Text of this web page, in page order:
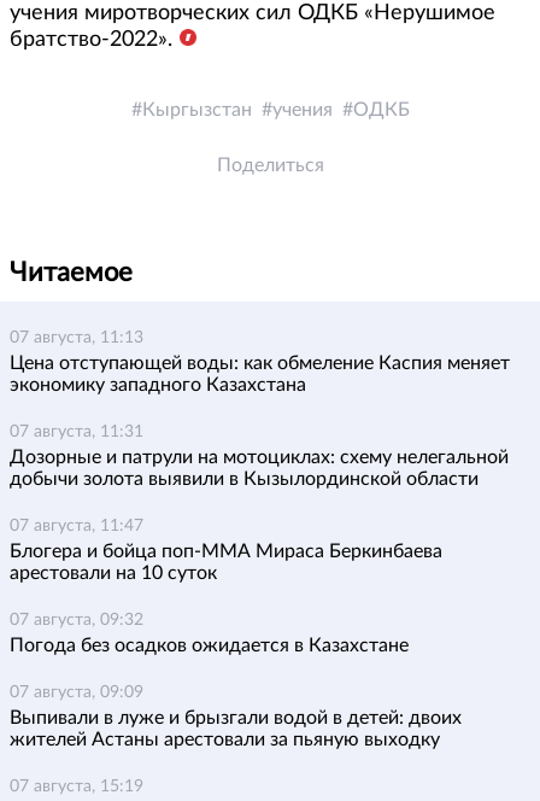
учения миротворческих сил ОДКБ «Нерушимое
братство-2022».
Кыргызстан учения ОДКБ
Поделиться
Читаемое
07 августа, 11:13
Цена отступающей воды: как обмеление Каспия меняет
экономику западного Казахстана
07 августа, 11:31
Дозорные и патрули на мотоциклах: схему нелегальной
добычи золота выявили в Кызылординской области
07 августа, 11:47
Блогера и бойца поп-ММА Мираса Беркинбаева
арестовали на 10 суток
07 августа, 09:32
Погода без осадков ожидается в Казахстане
07 августа, 09:09
Выпивали в луже и брызгали водой в детей: двоих
жителей Астаны арестовали за пьяную выходку
07 августа, 15:19